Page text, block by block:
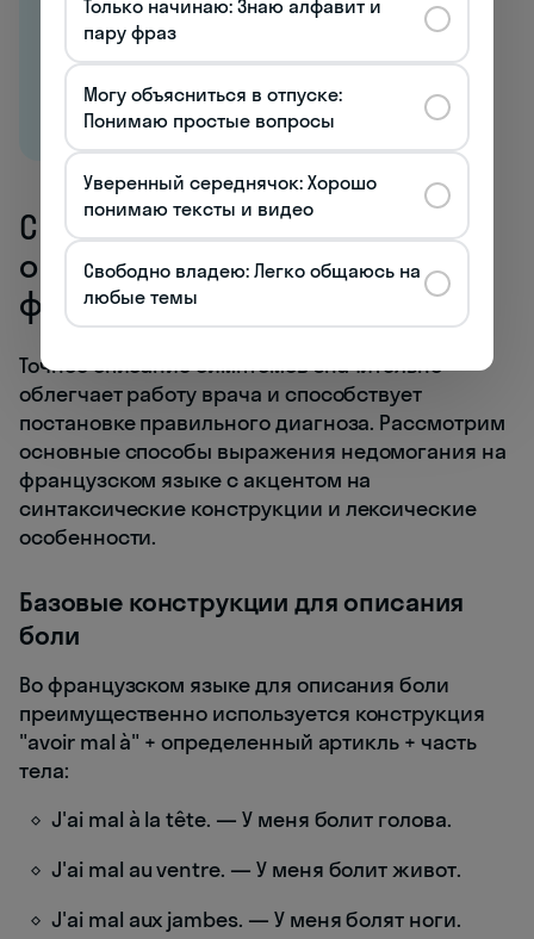
Симптомы и болезни: как
описать недомогание по-
французски
Точное описание симптомов значительно
облегчает работу врача и способствует
постановке правильного диагноза. Рассмотрим
основные способы выражения недомогания на
французском языке с акцентом на
синтаксические конструкции и лексические
особенности.
Базовые конструкции для описания
боли
Во французском языке для описания боли
преимущественно используется конструкция
"avoir mal à" + определенный артикль + часть
тела:
J'ai mal à la tête. — У меня болит голова.
J'ai mal au ventre. — У меня болит живот.
J'ai mal aux jambes. — У меня болят ноги.
Только начинаю: Знаю алфавит и
пару фраз
Могу объясниться в отпуске:
Понимаю простые вопросы
Уверенный середнячок: Хорошо
понимаю тексты и видео
Свободно владею: Легко общаюсь на
любые темы